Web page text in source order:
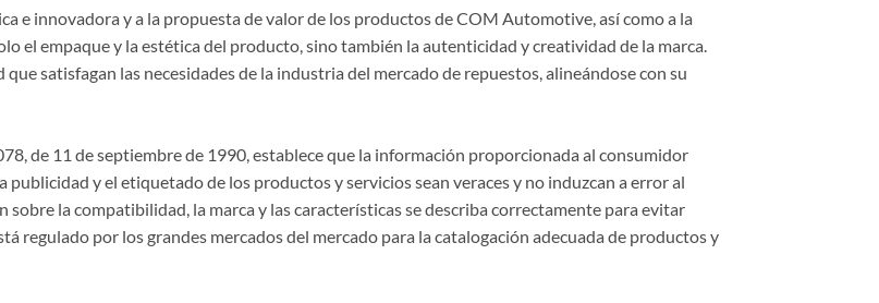
e innovadora y a la propuesta de valor de los productos de COM Automotive, así como a la
el empaque y la estética del producto, sino también la autenticidad y creatividad de la marca.
satisfagan las necesidades de la industria del mercado de repuestos, alineándose con su
de 11 de septiembre de 1990, establece que la información proporcionada al consumidor
publicidad y el etiquetado de los productos y servicios sean veraces y no induzcan a error al
la compatibilidad, la marca y las características se describa correctamente para evitar
regulado por los grandes mercados del mercado para la catalogación adecuada de productos y